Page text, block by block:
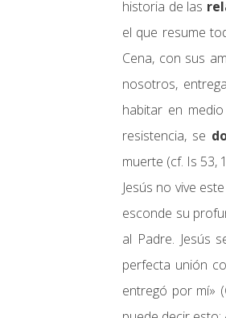
historia de las
el que resume
Cena, con sus
nosotros,
habitar en
resistencia, se
muerte (cf. Is 53,
Jesús no vive
esconde su
al Padre. Jesús
perfecta unión
entregó por mí»